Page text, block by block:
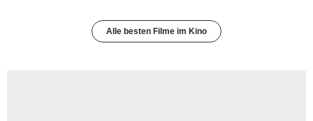
Alle besten Filme im Kino